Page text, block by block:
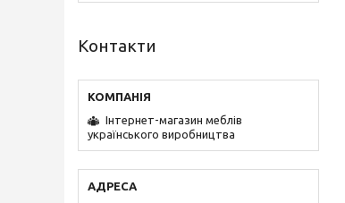
Контакти
Інтернет-магазин меблів
українського виробництва